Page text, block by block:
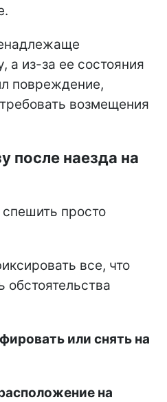
а из-за ее состояния
повреждение,
возмещения
после наезда на
просто
все, что
или снять на
на